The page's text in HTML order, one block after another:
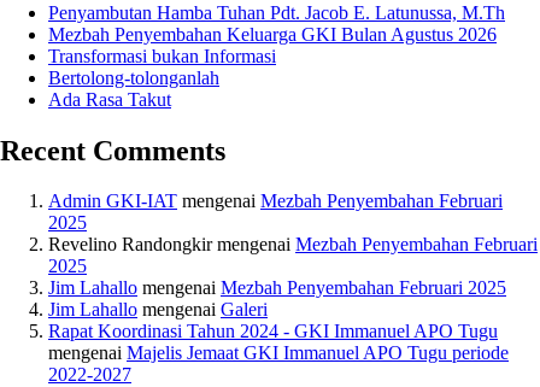
Penyambutan Hamba Tuhan Pdt. Jacob E. Latunussa, M.Th
Mezbah Penyembahan Keluarga GKI Bulan Agustus 2026
Transformasi bukan Informasi
Bertolong-tolonganlah
Ada Rasa Takut
Recent Comments
Admin GKI-IAT mengenai Mezbah Penyembahan Februari
2025
Revelino Randongkirmengenai Mezbah Penyembahan Februari
2025
Jim Lahallo mengenai Mezbah Penyembahan Februari 2025
Jim Lahallo mengenai Galeri
Rapat Koordinasi Tahun 2024 - GKI Immanuel APO Tugu
mengenai Majelis Jemaat GKI Immanuel APO Tugu periode
2022-2027